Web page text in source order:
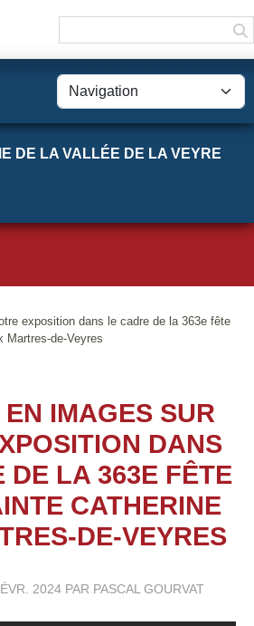
DE LA VALLÉE DE LA VEYRE
exposition dans le cadre de la 363e fête
Martres-de-Veyres
IMAGES SUR
DANS
DE LA 363E FÊTE
CATHERINE
DE-VEYRES
2024 PAR PASCAL GOURVAT
cookies